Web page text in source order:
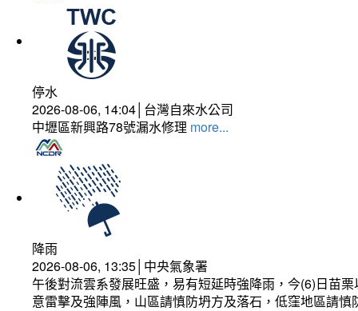
停水
2026-08-06, 14:04│台灣自來水公司
中壢區新興路78號漏水修理 more...
降雨
2026-08-06, 13:35│中央氣象署
午後對流雲系發展旺盛，易有短延時強降雨，今(6)日苗
意雷擊及強陣風，山區請慎防坍方及落石，低窪地區請